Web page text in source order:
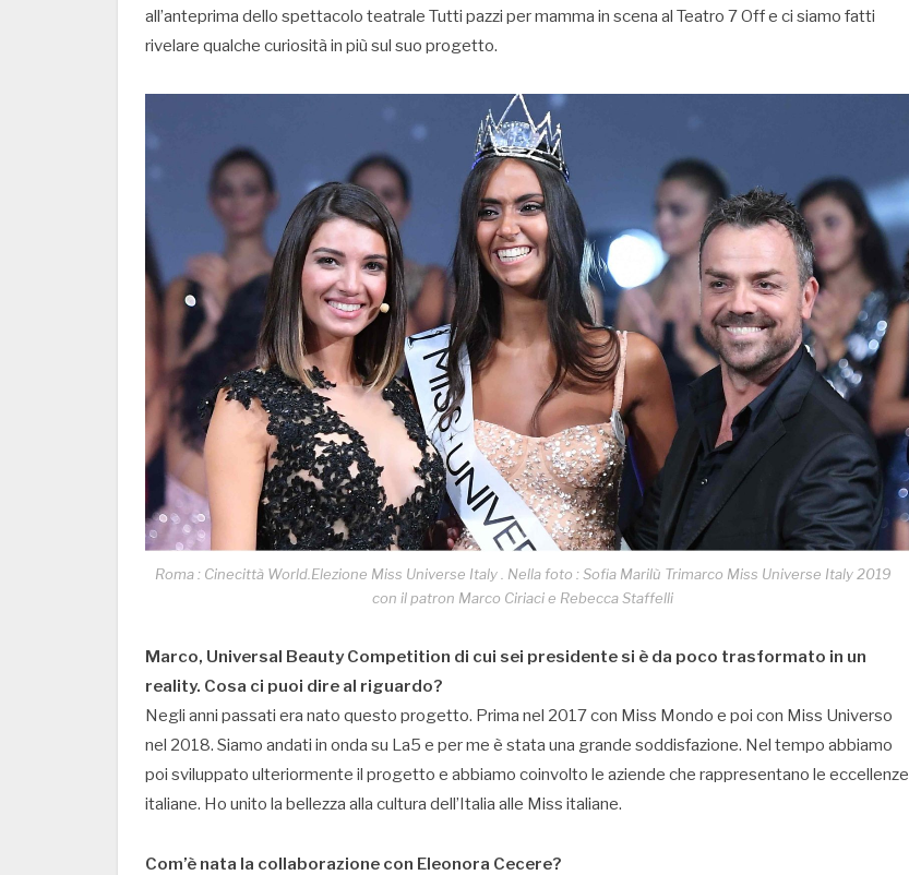
all’anteprima dello spettacolo teatrale Tutti pazzi per mamma in scena al Teatro 7 Off e ci siamo fatti
rivelare qualche curiosità in più sul suo progetto.
Roma : Cinecittà World.Elezione Miss Universe Italy . Nella foto : Sofia Marilù Trimarco Miss Universe Italy 2019
con il patron Marco Ciriaci e Rebecca Staffelli
Marco, Universal Beauty Competition di cui sei presidente si è da poco trasformato in un
reality. Cosa ci puoi dire al riguardo?
Negli anni passati era nato questo progetto. Prima nel 2017 con Miss Mondo e poi con Miss Universo
nel 2018. Siamo andati in onda su La5 e per me è stata una grande soddisfazione. Nel tempo abbiamo
poi sviluppato ulteriormente il progetto e abbiamo coinvolto le aziende che rappresentano le eccellenze
italiane. Ho unito la bellezza alla cultura dell’Italia alle Miss italiane.
Com’è nata la collaborazione con Eleonora Cecere?